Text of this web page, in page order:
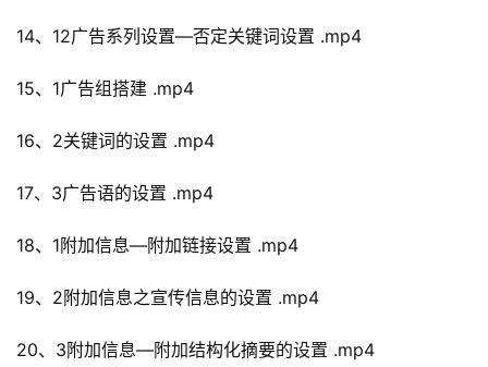
14、12广告系列设置—否定关键词设置 .mp4
15、1广告组搭建 .mp4
16、2关键词的设置 .mp4
17、3广告语的设置 .mp4
18、1附加信息—附加链接设置 .mp4
19、2附加信息之宣传信息的设置 .mp4
20、3附加信息—附加结构化摘要的设置 .mp4